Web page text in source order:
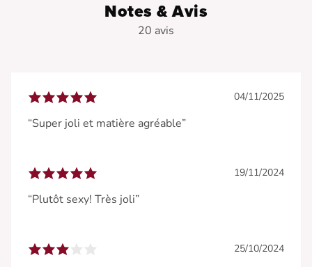
• Design épuré et intemporel
Notes & Avis
20 avis
04/11/2025
“Super joli et matière agréable”
19/11/2024
“Plutôt sexy! Très joli”
25/10/2024